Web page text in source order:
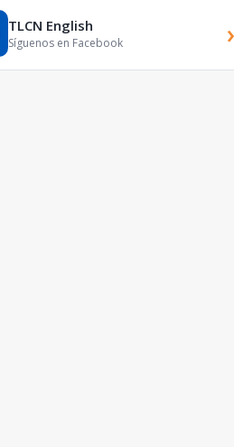
TLCN English
Síguenos en Facebook ›